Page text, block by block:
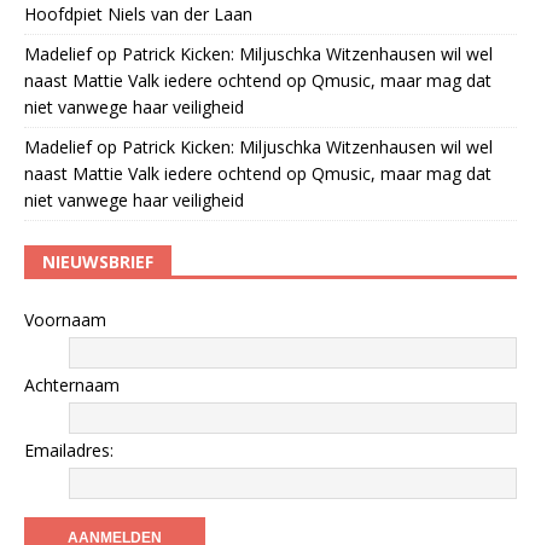
Hoofdpiet Niels van der Laan
Madeliefop Patrick Kicken: Miljuschka Witzenhausen wil wel
naast Mattie Valk iedere ochtend op Qmusic, maar mag dat
niet vanwege haar veiligheid
Madeliefop Patrick Kicken: Miljuschka Witzenhausen wil wel
naast Mattie Valk iedere ochtend op Qmusic, maar mag dat
niet vanwege haar veiligheid
NIEUWSBRIEF
Voornaam
Achternaam
Emailadres: